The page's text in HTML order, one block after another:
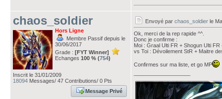
chaos_soldier
Hors Ligne
Membre Passif depuis le
30/06/2017
Grade : [FYT Winner]
Echanges 100 % (754)
Inscrit le 31/01/2009
18094 Messages/ 47 Contributions/ 0 Pts
Message Privé
Envoyé par chaos_soldier le
Ok, merci de la rep rapide ^^.
Donc je confirme :
Moi : Graal Ulti FR + Shogun Ulti
vs Toi : Dévoilement StR + Maitre
Confirmes sur ma liste, et go MP